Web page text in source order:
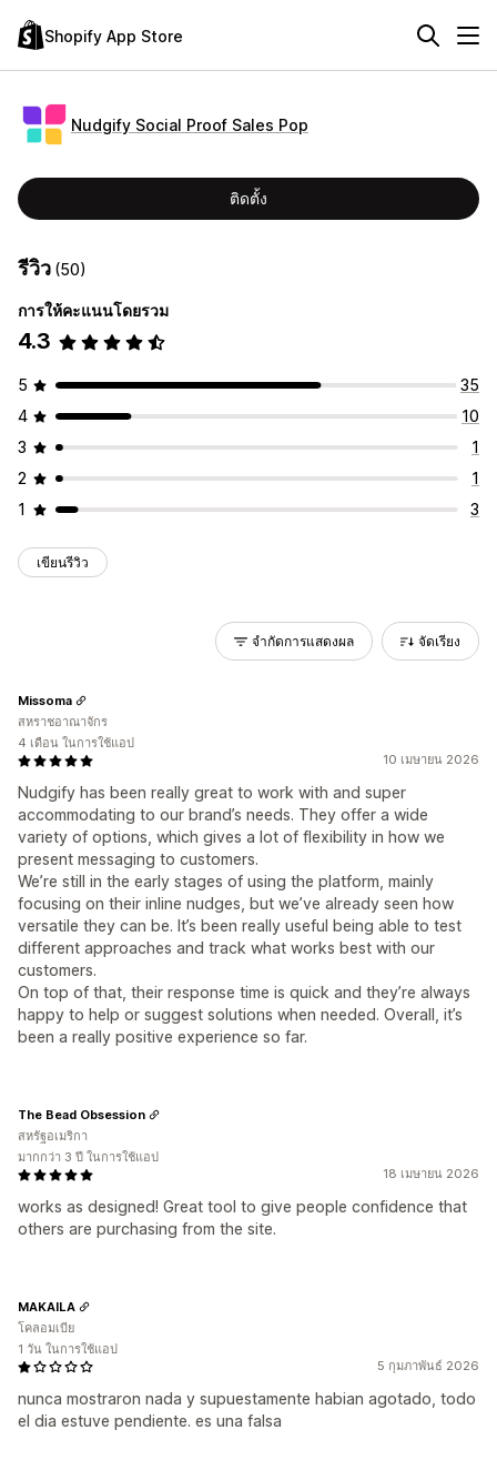
Shopify App Store
Nudgify Social Proof Sales Pop
ติดตั้ง
รีวิว (50)
การให้คะแนนโดยรวม
4.3
5
35
4
10
3
1
2
1
1
3
เขียนรีวิว
จำกัดการแสดงผล จัดเรียง
10 เมษายน 2026
Nudgify has been really great to work with and super
accommodating to our brand’s needs. They offer a wide
variety of options, which gives a lot of flexibility in how we
present messaging to customers.
We’re still in the early stages of using the platform, mainly
focusing on their inline nudges, but we’ve already seen how
versatile they can be. It’s been really useful being able to test
different approaches and track what works best with our
customers.
On top of that, their response time is quick and they’re always
happy to help or suggest solutions when needed. Overall, it’s
been a really positive experience so far.
Missoma
สหราชอาณาจักร
4 เดือน ในการใช้แอป
18 เมษายน 2026
works as designed! Great tool to give people confidence that
others are purchasing from the site.
The Bead Obsession
สหรัฐอเมริกา
มากกว่า 3 ปี ในการใช้แอป
5 กุมภาพันธ์ 2026
nunca mostraron nada y supuestamente habian agotado, todo
el dia estuve pendiente. es una falsa
MAKAILA
โคลอมเบีย
1 วัน ในการใช้แอป